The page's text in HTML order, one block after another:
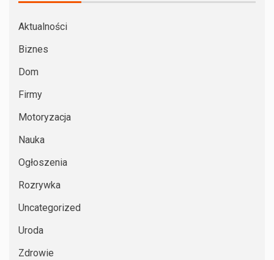
Aktualności
Biznes
Dom
Firmy
Motoryzacja
Nauka
Ogłoszenia
Rozrywka
Uncategorized
Uroda
Zdrowie